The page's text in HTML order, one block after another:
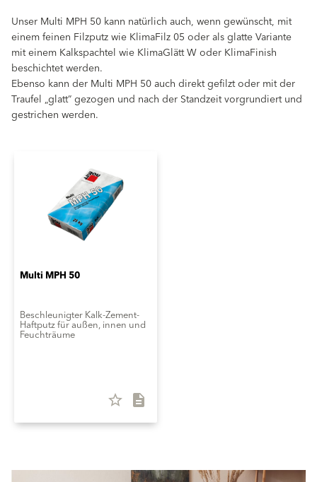
Unser Multi MPH 50 kann natürlich auch, wenn gewünscht, mit
einem feinen Filzputz wie KlimaFilz 05 oder als glatte Variante
mit einem Kalkspachtel wie KlimaGlätt W oder KlimaFinish
beschichtet werden.
Ebenso kann der Multi MPH 50 auch direkt gefilzt oder mit der
Traufel „glatt” gezogen und nach der Standzeit vorgrundiert und
gestrichen werden.
Multi MPH 50
Beschleunigter Kalk-Zement-
Haftputz für außen, innen und
Feuchträume
star_border description